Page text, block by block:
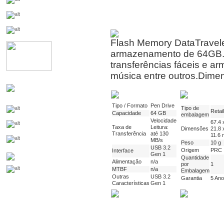
Flash Memory
armazenamento de
transferências fáceis e
música entre
Tipo / Formato Pen Drive
Capacidade
64 GB
Taxa de
Transferência
Velocidade
Leitura:
até 130
MB/s
Interface
USB 3.2
Gen 1
Alimentação
n/a
MTBF
n/a
Outras
Características
USB 3.2
Gen 1
Tipo de
embalagem
Retail
Dimensões
67.4
21.8
11.6
Peso
10 g
Origem
PRC
Quantidade
por
Embalagem
1
Garantia 5